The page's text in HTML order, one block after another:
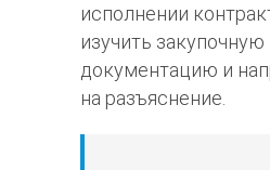
исполнении
изучить закупочную
документацию и
на разъяснение.